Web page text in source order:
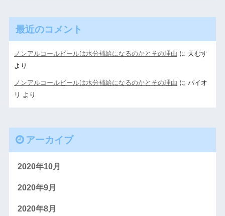
最近のコメント
ノンアルコールビールは水分補給になるのかとその理由 に 天むす
より
ノンアルコールビールは水分補給になるのかとその理由 に パイオ
リ より
アーカイブ
2020年10月
2020年9月
2020年8月